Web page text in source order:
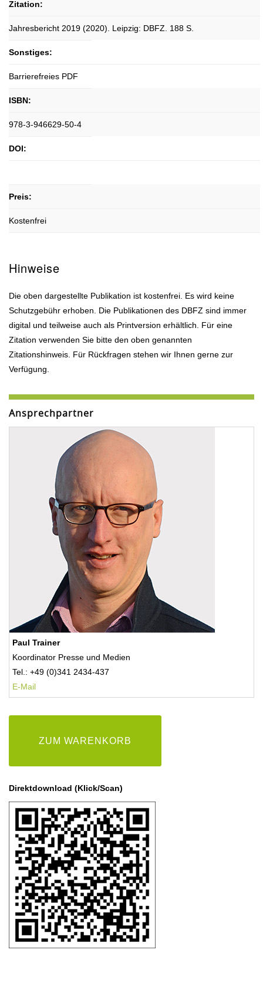
Zitation:
Jahresbericht 2019 (2020). Leipzig: DBFZ. 188 S.
Sonstiges:
Barrierefreies PDF
ISBN:
978-3-946629-50-4
DOI:
Preis:
Kostenfrei
Hinweise
Die oben dargestellte Publikation ist kostenfrei. Es wird keine
Schutzgebühr erhoben. Die Publikationen des DBFZ sind immer
digital und teilweise auch als Printversion erhältlich. Für eine
Zitation verwenden Sie bitte den oben genannten
Zitationshinweis. Für Rückfragen stehen wir Ihnen gerne zur
Verfügung.
Ansprechpartner
Paul Trainer
Koordinator Presse und Medien
Tel.: +49 (0)341 2434-437
E-Mail
ZUM WARENKORB
Direktdownload (Klick/Scan)